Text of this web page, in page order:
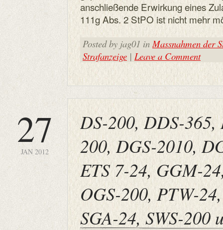
anschließende Erwirkung eines
111g Abs. 2 StPO ist nicht mehr
Posted by jag01 inMassnahmen der
Strafanzeige | Leave a Comment
27
JAN 2012
DS-200, DDS-
200, DGS-2010,
ETS 7-24, GGM-
OGS-200, PTW-
SGA-24, SWS-200